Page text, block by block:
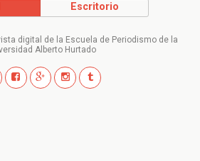
Escritorio
digital de la Escuela de Periodismo de la
Alberto Hurtado